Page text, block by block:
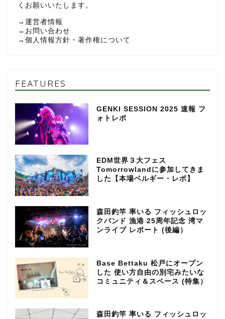
くお願いいたします。
→ 運営者情報
→ お問い合わせ
→ 個人情報方針・著作権について
FEATURES
GENKI SESSION 2025 速報 フ
ォトレポ
EDM世界３大フェス
Tomorrowlandに参加してきま
した【本場ベルギー・レポ】
森田釣竿 率いる フィッシュロッ
クバンド 漁港 25周年記念 湾マ
ンライブ レポート (後編）
Base Bettaku 松戸にオープン
した 使い方自由の別宅みたいな
コミュニティ＆スペース (特集）
森田釣竿 率いる フィッシュロッ